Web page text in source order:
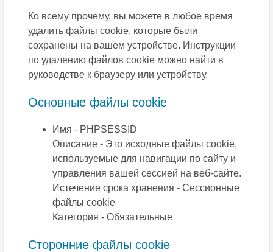
Ко всему прочему, вы можете в любое время
удалить файлы cookie, которые были
сохранены на вашем устройстве. Инструкции
по удалению файлов cookie можно найти в
руководстве к браузеру или устройству.
Основные файлы cookie
Имя - PHPSESSID
Описание - Это исходные файлы сookie,
используемые для навигации по сайту и
управления вашей сессией на веб-сайте.
Истечение срока хранения - Сессионные
файлы сookie
Категория - Обязательные
Сторонние файлы cookie